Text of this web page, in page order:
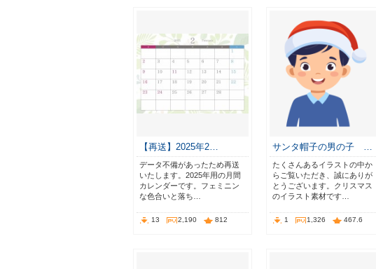
【再送】2025年2…
データ不備があったため再送
いたします。2025年用の月間
カレンダーです。フェミニン
な色合いと落ち…
13 2,190 812
サンタ帽子の男の子 …
たくさんあるイラストの中か
らご覧いただき、誠にありが
とうございます。クリスマス
のイラスト素材です…
1 1,326 467.6